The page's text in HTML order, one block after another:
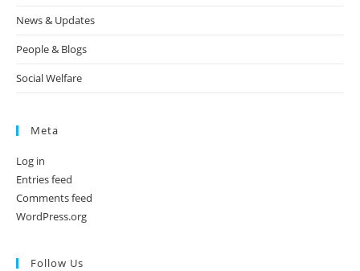
News & Updates
People & Blogs
Social Welfare
Meta
Log in
Entries feed
Comments feed
WordPress.org
Follow Us